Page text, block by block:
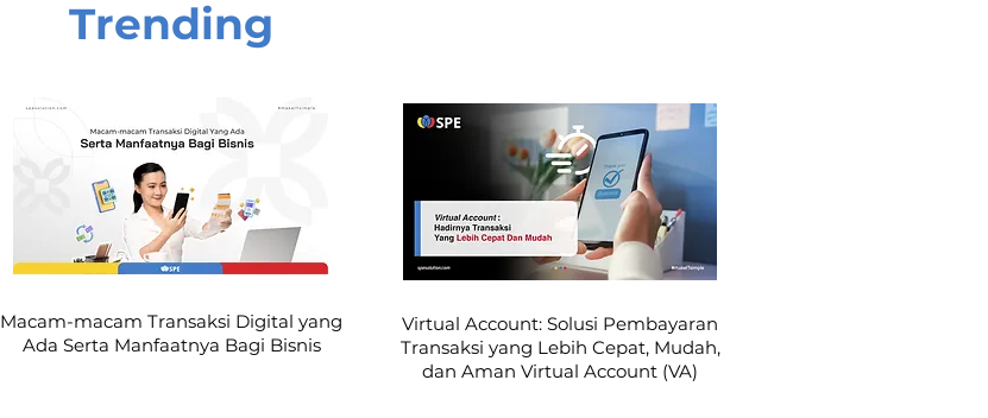
Trending
Macam-macam Transaksi Digital yang
Ada Serta Manfaatnya Bagi Bisnis
Virtual Account: Solusi Pembayaran
Transaksi yang Lebih Cepat, Mudah,
dan Aman Virtual Account (VA)